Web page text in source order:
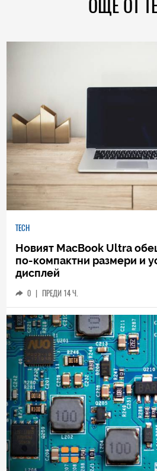
ОЩЕ ОТ
TECH
Новият MacBook Ultra
по-компактни размери и
дисплей
0 | ПРЕДИ 14 Ч.